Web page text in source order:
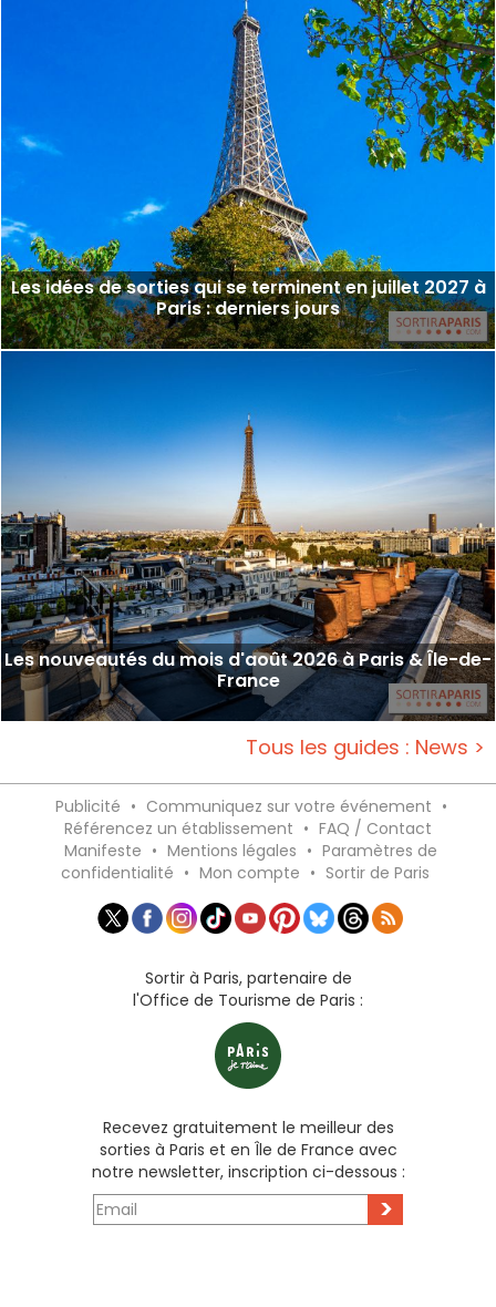
Les idées de sorties qui se terminent en juillet 2027 à
Paris : derniers jours
Les nouveautés du mois d'août 2026 à Paris & Île-de-
France
Tous les guides : News >
Publicité • Communiquez sur votre événement •
Référencez un établissement • FAQ / Contact
Manifeste • Mentions légales • Paramètres de
confidentialité • Mon compte • Sortir de Paris
Sortir à Paris, partenaire de
l'Office de Tourisme de Paris :
Recevez gratuitement le meilleur des
sorties à Paris et en Île de France avec
notre newsletter, inscription ci-dessous :
>